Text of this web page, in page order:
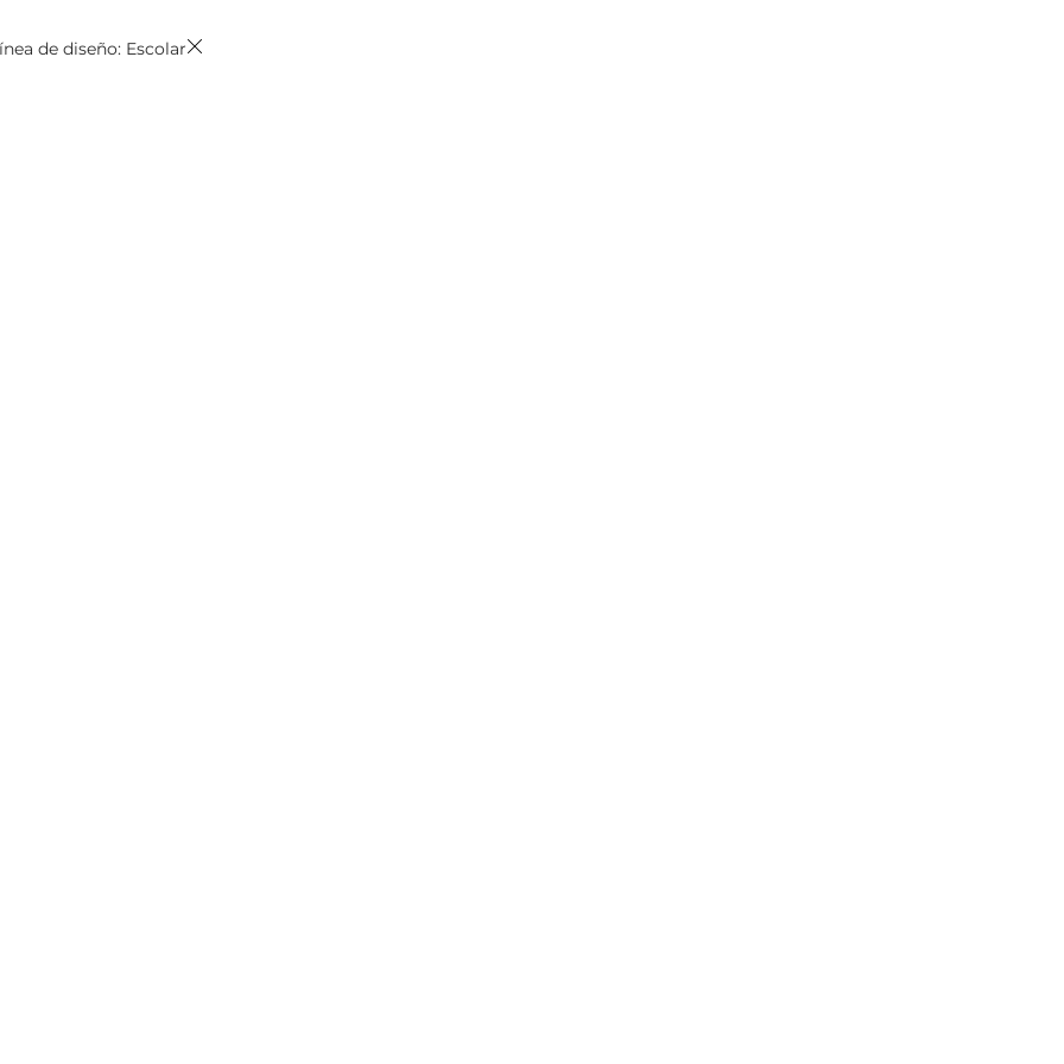
de diseño: Escolar